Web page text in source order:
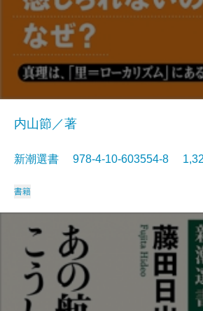
内山節／著
新潮選書 978-4-10-603554-8
書籍